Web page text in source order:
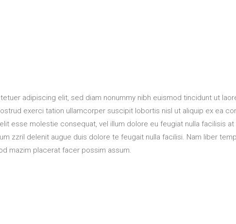
adipiscing elit, sed diam nonummy nibh euismod tincidunt ut
exerci tation ullamcorper suscipit lobortis nisl ut aliquip ex ea
esse molestie consequat, vel illum dolore eu feugiat nulla facilisis
zzril delenit augue duis dolore te feugait nulla facilisi. Nam liber
mazim placerat facer possim assum.